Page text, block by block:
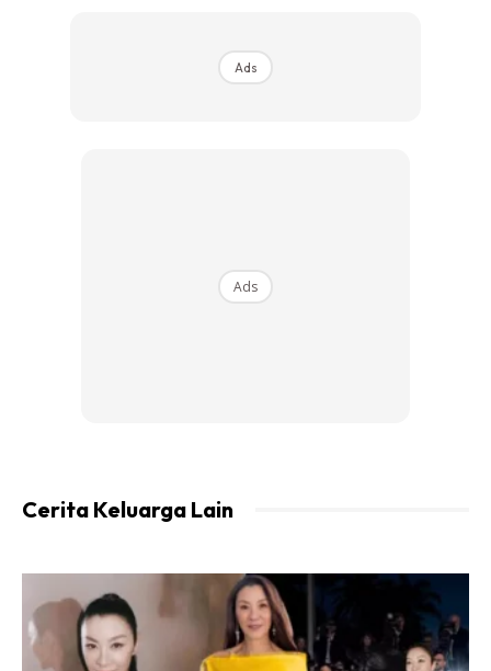
Menabung untuk masa depan. Ummi ni bukan kerja
makan gaji. Tiap-tiap bulan ummi main kutu.
Ads
Ads
Cerita Keluarga Lain